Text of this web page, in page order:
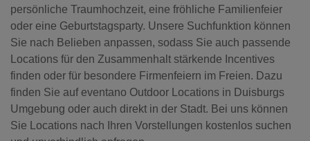
persönliche Traumhochzeit, eine fröhliche Familienfeier
oder eine Geburtstagsparty. Unsere Suchfunktion können
Sie nach Belieben anpassen, sodass Sie auch passende
Locations für den Zusammenhalt stärkende Incentives
finden oder für besondere Firmenfeiern im Freien. Dazu
finden Sie auf eventano Outdoor Locations in Duisburgs
Umgebung oder auch direkt in der Stadt. Bei uns können
Sie Locations nach Ihren Vorstellungen kostenlos suchen